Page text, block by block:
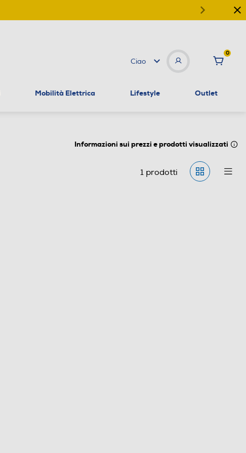
Ciao
0
Mobilità Elettrica Lifestyle Outlet
Informazioni sui prezzi e prodotti visualizzati
1prodotti